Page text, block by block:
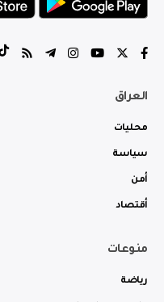
العراق
محليات
سياسة
أمن
أقتصاد
منوعات
رياضة